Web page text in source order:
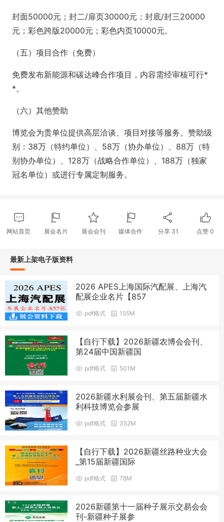
封面50000元；封二/扉页30000元；封底/封三20000
元；彩色跨版20000元；彩色内页10000元。
（五）项目合作（免费）
免费发布新能源和碳达峰合作项目，内容需经审核可行*
*。
（六）其他赞助
博览会为贵单位提供高层洽谈、项目对接等服务。赞助级
别：38万（特约单位）、58万（协办单位）、88万（特
别协办单位）、128万（战略合作单位）、188万（独家
冠名单位）或进行专属定制服务。
网站首页 展会名片 展会会刊 媒体合作 分享 31 点赞0
最新上架电子版资料
2026 APES上海国际汽配展、上海汽
配展企业名片【857
pdf格式 155M
【自行下载】2026新疆农博会会刊、
第24届中国新疆国
pdf格式 501M
2026新疆水利展会刊、第五届新疆水
利科技博览会参展
pdf格式 352M
【自行下载】2026新疆丝路种业大会
_第15届新疆国际
pdf格式 78M
2026新疆第十一届种子展示交易会会
刊-新疆种子展参